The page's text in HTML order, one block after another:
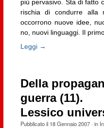
più pervasivo. Sta di fatto
rischia di condurre alla
occorrono nuove idee,
no, nuovi linguaggi. Il
Leggi →
Della
guerra (11).
Lessico
Pubblicato il 18 Gennaio 2007· in